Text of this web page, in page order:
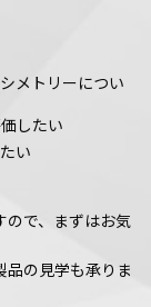
メトリーについ
したい
い
ので、まずはお気
品の見学も承りま